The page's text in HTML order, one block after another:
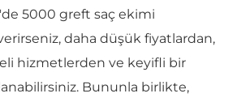
5000 greft saç ekimi
daha düşük fiyatlardan,
hizmetlerden ve keyifli bir
Bununla birlikte,